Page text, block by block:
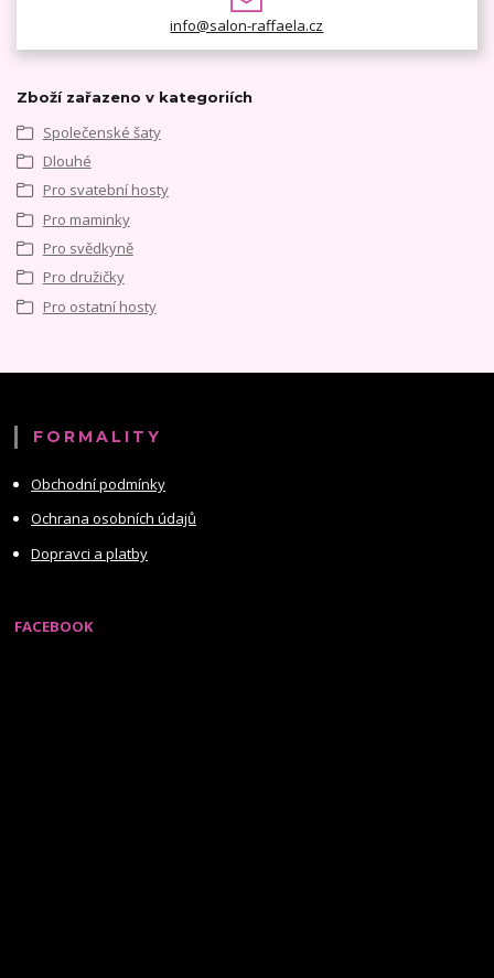
info@salon-raffaela.cz
Zboží zařazeno v kategoriích
Společenské šaty
Dlouhé
Pro svatební hosty
Pro maminky
Pro svědkyně
Pro družičky
Pro ostatní hosty
FORMALITY
Obchodní podmínky
Ochrana osobních údajů
Dopravci a platby
FACEBOOK